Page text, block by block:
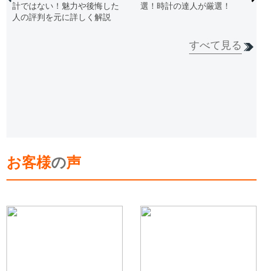
計ではない！魅力や後悔した
人の評判を元に詳しく解説
選！時計の達人が厳選！
すべて見る
お客様の声